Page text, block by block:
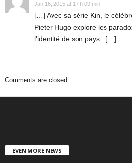
Jan 16, 2015 at 17 h 09 min
[…] Avec sa série Kin, le
Pieter Hugo explore les
l’identité de son pays. […]
Comments are closed.
EVEN MORE NEWS